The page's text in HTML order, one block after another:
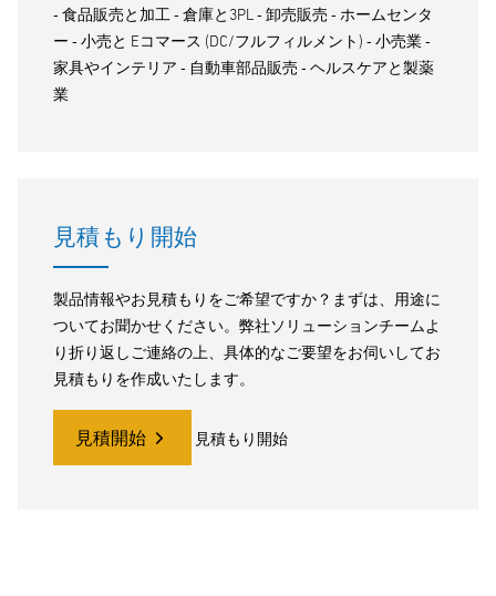
‐ 食品販売と加工 ‐ 倉庫と3PL ‐ 卸売販売 ‐ ホームセンタ
ー ‐ 小売と Eコマース (DC/フルフィルメント) ‐ 小売業 ‐
家具やインテリア ‐ 自動車部品販売 ‐ ヘルスケアと製薬
業
見積もり開始
製品情報やお見積もりをご希望ですか？まずは、用途に
ついてお聞かせください。弊社ソリューションチームよ
り折り返しご連絡の上、具体的なご要望をお伺いしてお
見積もりを作成いたします。
見積開始 見積もり開始